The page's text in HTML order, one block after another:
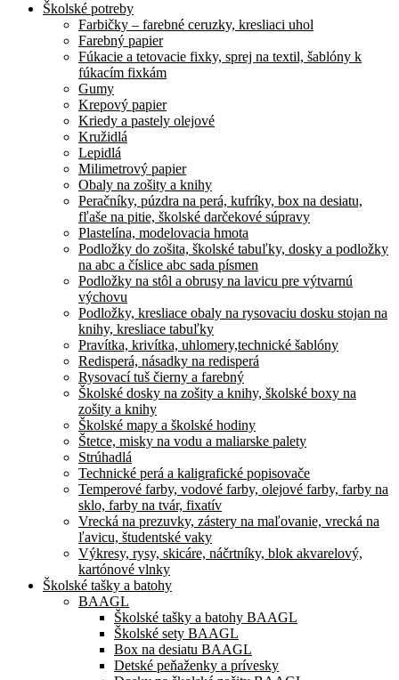
Školské potreby
Farbičky – farebné ceruzky, kresliaci uhol
Farebný papier
Fúkacie a tetovacie fixky, sprej na textil, šablóny k
fúkacím fixkám
Gumy
Krepový papier
Kriedy a pastely olejové
Kružidlá
Lepidlá
Milimetrový papier
Obaly na zošity a knihy
Peračníky, púzdra na perá, kufríky, box na desiatu,
fľaše na pitie, školské darčekové súpravy
Plastelína, modelovacia hmota
Podložky do zošita, školské tabuľky, dosky a podložky
na abc a číslice abc sada písmen
Podložky na stôl a obrusy na lavicu pre výtvarnú
výchovu
Podložky, kresliace obaly na rysovaciu dosku stojan na
knihy, kresliace tabuľky
Pravítka, krivítka, uhlomery,technické šablóny
Redisperá, násadky na redisperá
Rysovací tuš čierny a farebný
Školské dosky na zošity a knihy, školské boxy na
zošity a knihy
Školské mapy a školské hodiny
Štetce, misky na vodu a maliarske palety
Strúhadlá
Technické perá a kaligrafické popisovače
Temperové farby, vodové farby, olejové farby, farby na
sklo, farby na tvár, fixatív
Vrecká na prezuvky, zástery na maľovanie, vrecká na
ľavicu, študentské vaky
Výkresy, rysy, skicáre, náčrtníky, blok akvarelový,
kartónové vlnky
Školské tašky a batohy
BAAGL
Školské tašky a batohy BAAGL
Školské sety BAAGL
Box na desiatu BAAGL
Detské peňaženky a prívesky